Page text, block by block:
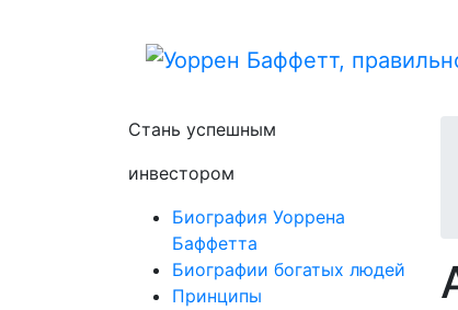
Стань успешным
инвестором
Биография Уоррена
Баффетта
Биографии богатых людей
Принципы